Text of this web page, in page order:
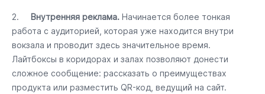
2. Внутренняя реклама. Начинается более тонкая
работа с аудиторией, которая уже находится внутри
вокзала и проводит здесь значительное время.
Лайтбоксы в коридорах и залах позволяют донести
сложное сообщение: рассказать о преимуществах
продукта или разместить QR-код, ведущий на сайт.